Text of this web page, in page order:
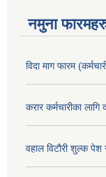
नमुना
विदा माग फारम
करार कर्मचारीका
वहाल विटौरी शुल्क पेश